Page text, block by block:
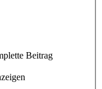
Beitrag